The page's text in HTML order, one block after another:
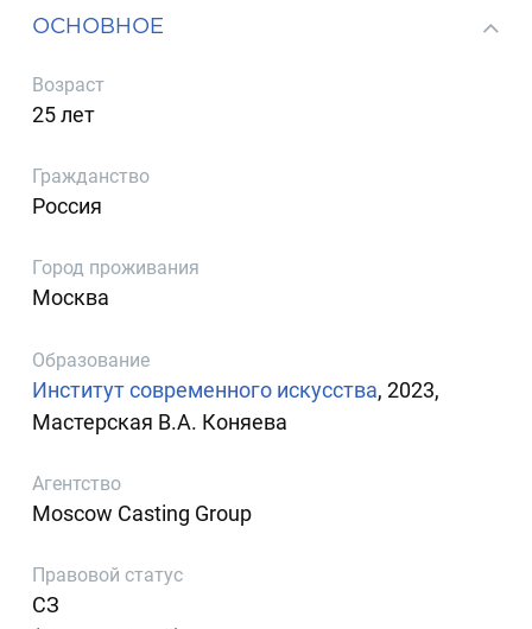
ОСНОВНОЕ
Возраст
25 лет
Гражданство
Россия
Город проживания
Москва
Образование
Институт современного искусства, 2023,
Мастерская В.А. Коняева
Агентство
Moscow Casting Group
Правовой статус
СЗ